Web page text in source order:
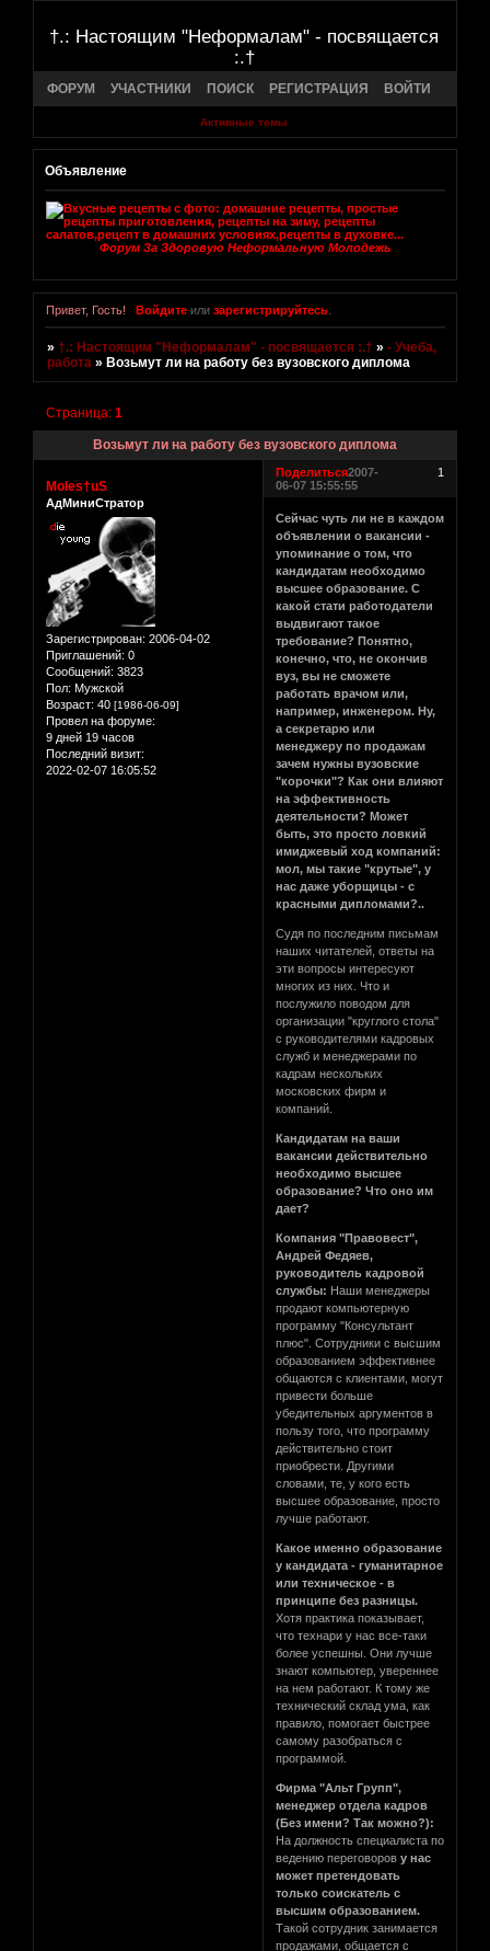
†.: Настоящим "Неформалам" - посвящается
:.†
ФОРУМ УЧАСТНИКИ ПОИСК РЕГИСТРАЦИЯ ВОЙТИ
Активные темы
Объявление
Форум За Здоровую Неформальную Молодежь
Привет, Гость! Войдитеили зарегистрируйтесь.
»†.: Настоящим "Неформалам" - посвящается :.† »- Учеба,
работа » Возьмут ли на работу без вузовского диплома
Возьмут ли на работу без вузовского диплома
Страница:1
Поделиться 1
2007-
06-07 15:55:55
Moles†uS
АдМиниСтратор
Зарегистрирован: 2006-04-02
Приглашений: 0
Сообщений: 3823
Пол: Мужской
Возраст: 40 [1986-06-09]
Провел на форуме:
9 дней 19 часов
Последний визит:
2022-02-07 16:05:52
Сейчас чуть ли не в каждом
объявлении о вакансии -
упоминание о том, что
кандидатам необходимо
высшее образование. С
какой стати работодатели
выдвигают такое
требование? Понятно,
конечно, что, не окончив
вуз, вы не сможете
работать врачом или,
например, инженером. Ну,
а секретарю или
менеджеру по продажам
зачем нужны вузовские
"корочки"? Как они влияют
на эффективность
деятельности? Может
быть, это просто ловкий
имиджевый ход компаний:
мол, мы такие "крутые", у
нас даже уборщицы - с
красными дипломами?..
Судя по последним письмам
наших читателей, ответы на
эти вопросы интересуют
многих из них. Что и
послужило поводом для
организации "круглого стола"
с руководителями кадровых
служб и менеджерами по
кадрам нескольких
московских фирм и
компаний.
Кандидатам на ваши
вакансии действительно
необходимо высшее
образование? Что оно им
дает?
Компания "Правовест",
Андрей Федяев,
руководитель кадровой
службы: Наши менеджеры
продают компьютерную
программу "Консультант
плюс". Сотрудники с высшим
образованием эффективнее
общаются с клиентами, могут
привести больше
убедительных аргументов в
пользу того, что программу
действительно стоит
приобрести. Другими
словами, те, у кого есть
высшее образование, просто
лучше работают.
Какое именно образование
у кандидата - гуманитарное
или техническое - в
принципе без разницы.
Хотя практика показывает,
что технари у нас все-таки
более успешны. Они лучше
знают компьютер, увереннее
на нем работают. К тому же
технический склад ума, как
правило, помогает быстрее
самому разобраться с
программой.
Фирма "Альт Групп",
менеджер отдела кадров
(Без имени? Так можно?):
На должность специалиста по
ведению переговоров у нас
может претендовать
только соискатель с
высшим образованием.
Такой сотрудник занимается
продажами, общается с